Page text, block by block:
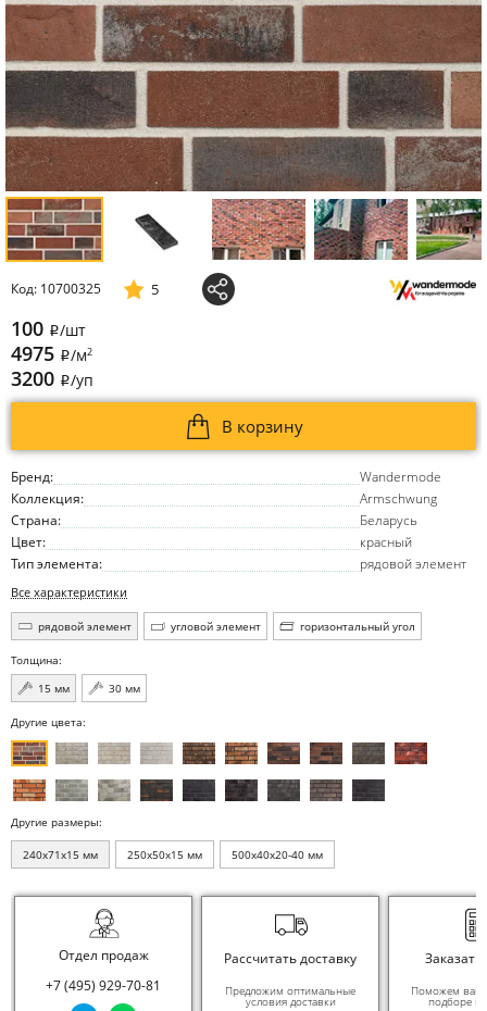
Бренд:
Wandermode
Коллекция:
Armschwung
Страна:
Беларусь
Цвет:
красный
Тип элемента:
рядовой элемент
Все характеристики
рядовой элемент угловой элемент горизонтальный угол
Толщина:
15 мм
30 мм
Код: 10700325 5
100 i/шт
4975 i/м2
3200 i/уп
В корзину
Другие цвета:
Другие размеры:
240x71x15 мм 250x50x15 мм 500x40x20-40 мм
Отдел продаж
+7 (495) 929-70-81
Рассчитать доставку
Предложим оптимальные
условия доставки
Заказать
Поможем вам
подборе